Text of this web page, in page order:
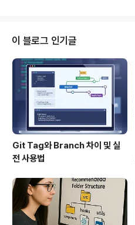
이 블로그 인기글
Git Tag와 Branch 차이 및 실
전 사용법